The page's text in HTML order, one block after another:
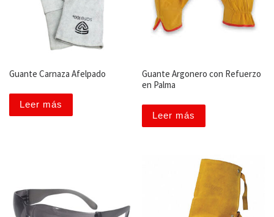
Guante Carnaza Afelpado
Leer más
Guante Argonero con Refuerzo
en Palma
Leer más